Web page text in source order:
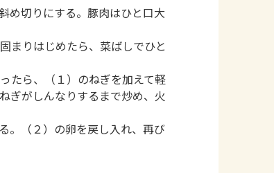
め切りにする。豚肉はひと口大
まりはじめたら、菜ばしでひと
たら、（１）のねぎを加えて軽
ぎがしんなりするまで炒め、火
。（２）の卵を戻し入れ、再び